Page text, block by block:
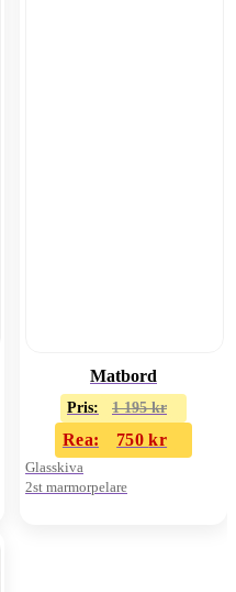
Matbord
Pris: 1 195kr
Rea: 750kr
Glasskiva
2st marmorpelare